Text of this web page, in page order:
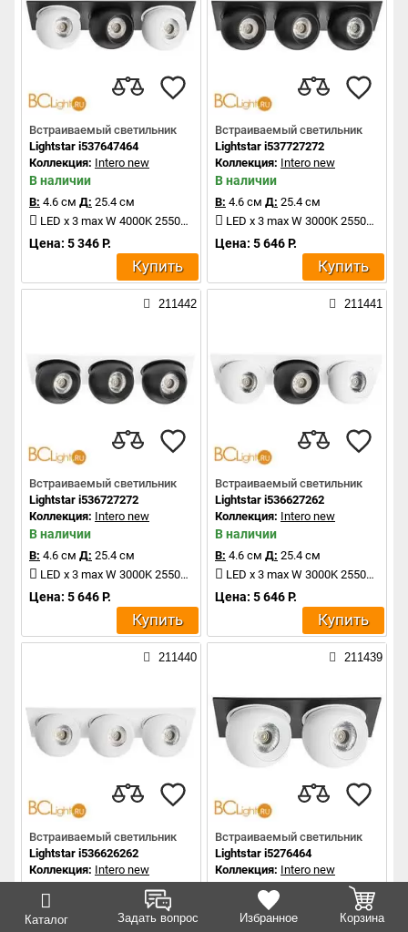
Каталог Задать вопрос Избранное Корзина
Встраиваемый светильник
Lightstar i537647464
Коллекция: Intero new
В наличии
В: 4.6 см Д: 25.4 см
LED x 3 max W 4000K 2550Lm
Цена: 5 346 Р.
Купить
Встраиваемый светильник
Lightstar i537727272
Коллекция: Intero new
В наличии
В: 4.6 см Д: 25.4 см
LED x 3 max W 3000K 2550Lm
Цена: 5 646 Р.
Купить
211442
Встраиваемый светильник
Lightstar i536727272
Коллекция: Intero new
В наличии
В: 4.6 см Д: 25.4 см
LED x 3 max W 3000K 2550Lm
Цена: 5 646 Р.
Купить
211441
Встраиваемый светильник
Lightstar i536627262
Коллекция: Intero new
В наличии
В: 4.6 см Д: 25.4 см
LED x 3 max W 3000K 2550Lm
Цена: 5 646 Р.
Купить
211440
Встраиваемый светильник
Lightstar i536626262
Коллекция: Intero new
В наличии
4.6 см
LED x 3 max W 3000K 2550Lm
211439
Встраиваемый светильник
Lightstar i5276464
Коллекция: Intero new
В наличии
4.6 см Д:
LED x 2 max W 4000K 1700Lm